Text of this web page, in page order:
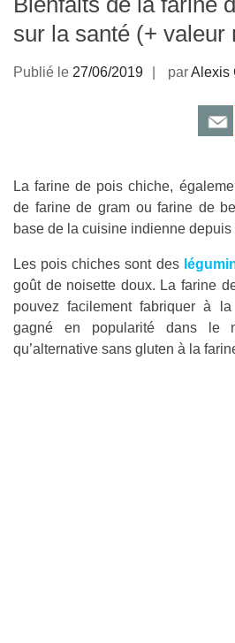
sur la santé (+ valeur
Publié le 27/06/2019 parAlexis
La farine de pois chiche,
de farine de gram ou farine de
base de la cuisine indienne depuis
Les pois chiches sont des
goût de noisette doux. La farine
pouvez facilement fabriquer à
gagné en popularité dans le
qu’alternative sans gluten à la